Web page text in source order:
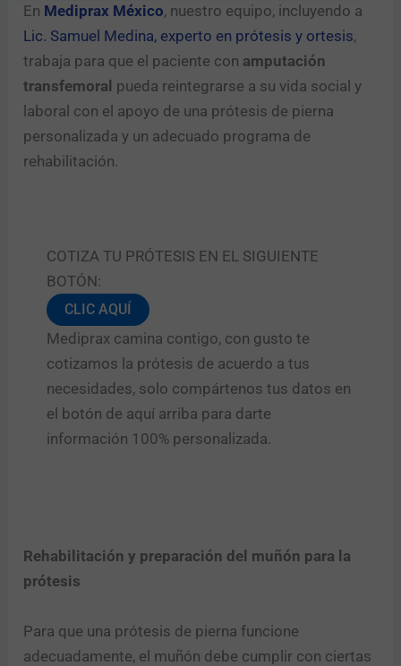
En Mediprax México, nuestro equipo, incluyendo a
Lic. Samuel Medina, experto en prótesis y ortesis,
trabaja para que el paciente con amputación
transfemoral pueda reintegrarse a su vida social y
laboral con el apoyo de una prótesis de pierna
personalizada y un adecuado programa de
rehabilitación.
COTIZA TU PRÓTESIS EN EL SIGUIENTE
BOTÓN:
CLIC AQUÍ
Mediprax camina contigo, con gusto te
cotizamos la prótesis de acuerdo a tus
necesidades, solo compártenos tus datos en
el botón de aquí arriba para darte
información 100% personalizada.
Rehabilitación y preparación del muñón para la
prótesis
Para que una prótesis de pierna funcione
adecuadamente, el muñón debe cumplir con ciertas
t
a
c
t
o
Enviar